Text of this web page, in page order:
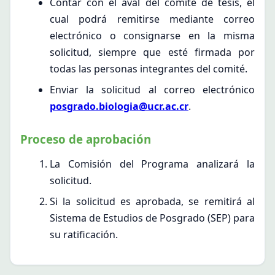
cual podrá remitirse mediante correo
electrónico o consignarse en la misma
solicitud, siempre que esté firmada por
todas las personas integrantes del comité.
Enviar la solicitud al correo electrónico
posgrado.biologia@ucr.ac.cr.
Proceso de aprobación
La Comisión del Programa analizará la
solicitud.
Si la solicitud es aprobada, se remitirá al
Sistema de Estudios de Posgrado (SEP) para
su ratificación.